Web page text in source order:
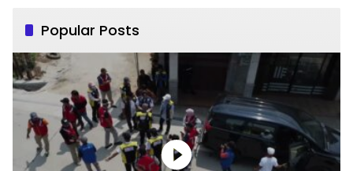
Popular Posts